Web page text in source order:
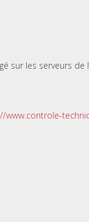
sur les serveurs de
www.controle-